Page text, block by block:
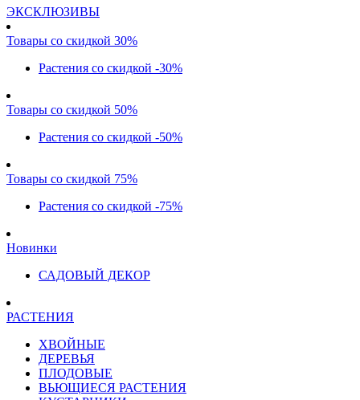
ЭКСКЛЮЗИВЫ
Товары со скидкой 30%
Растения со скидкой -30%
Товары со скидкой 50%
Растения со скидкой -50%
Товары со скидкой 75%
Растения со скидкой -75%
Новинки
САДОВЫЙ ДЕКОР
РАСТЕНИЯ
ХВОЙНЫЕ
ДЕРЕВЬЯ
ПЛОДОВЫЕ
ВЬЮЩИЕСЯ РАСТЕНИЯ